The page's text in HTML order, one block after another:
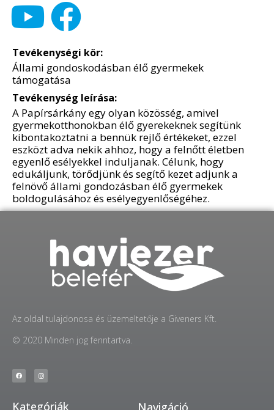
Tevékenységi kör:
Állami gondoskodásban élő gyermekek
támogatása
Tevékenység leírása:
A Papírsárkány egy olyan közösség, amivel
gyermekotthonokban élő gyerekeknek segítünk
kibontakoztatni a bennük rejlő értékeket, ezzel
eszközt adva nekik ahhoz, hogy a felnőtt életben
egyenlő esélyekkel induljanak. Célunk, hogy
edukáljunk, törődjünk és segítő kezet adjunk a
felnövő állami gondozásban élő gyermekek
boldogulásához és esélyegyenlőségéhez.
Az oldal tulajdonosa és üzemeltetője a Giveners Kft.
© 2020 Minden jog fenntartva.
Kategóriák Navigáció